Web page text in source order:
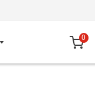
0